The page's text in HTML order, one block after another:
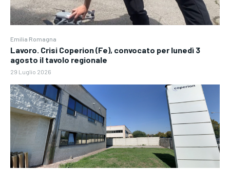
Emilia Romagna
Lavoro. Crisi Coperion (Fe), convocato per lunedì 3
agosto il tavolo regionale
29 Luglio 2026